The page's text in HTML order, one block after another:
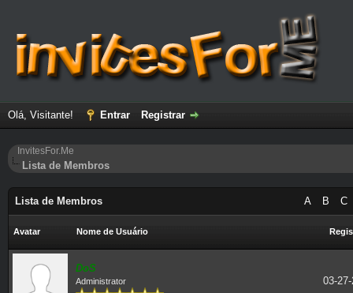
Olá, Visitante! Entrar Registrar
InvitesFor.Me
Lista de Membros
A B C
Lista de Membros
Avatar Nome de Usuário
DoS
Administrator 03-